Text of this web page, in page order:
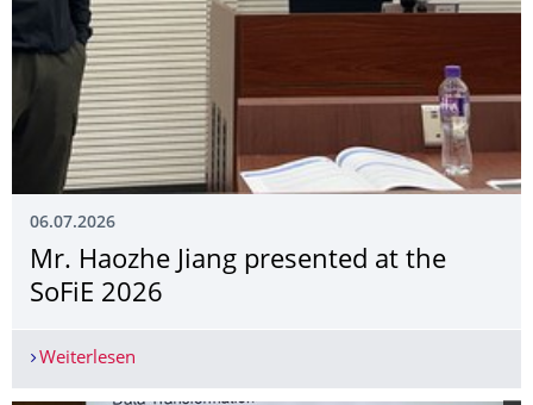
06.07.2026
Mr. Haozhe Jiang presented at the
SoFiE 2026
Weiterlesen